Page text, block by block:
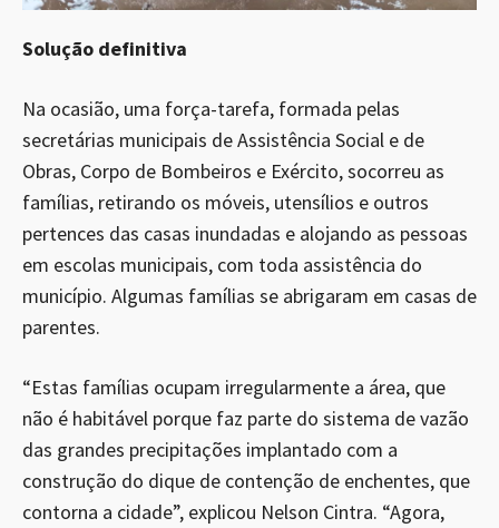
Solução definitiva
Na ocasião, uma força-tarefa, formada pelas
secretárias municipais de Assistência Social e de
Obras, Corpo de Bombeiros e Exército, socorreu as
famílias, retirando os móveis, utensílios e outros
pertences das casas inundadas e alojando as pessoas
em escolas municipais, com toda assistência do
município. Algumas famílias se abrigaram em casas de
parentes.
“Estas famílias ocupam irregularmente a área, que
não é habitável porque faz parte do sistema de vazão
das grandes precipitações implantado com a
construção do dique de contenção de enchentes, que
contorna a cidade”, explicou Nelson Cintra. “Agora,